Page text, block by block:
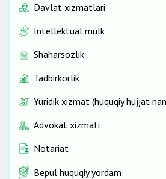
Davlat xizmatlari
Intellektual mulk
Shaharsozlik
Tadbirkorlik
Yuridik xizmat (huquqiy hujjat
Advokat xizmati
Notariat
Bepul huquqiy yordam